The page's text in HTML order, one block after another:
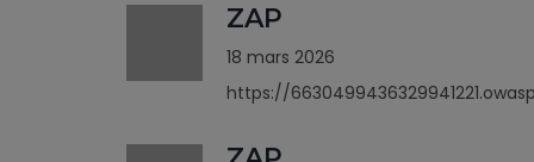
ZAP
18 mars 2026
https://